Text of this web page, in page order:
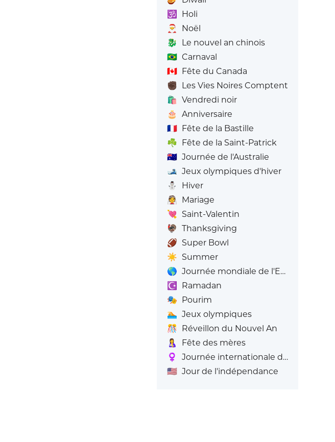
🕉️
Holi
🎅
Noël
🐉
Le nouvel an chinois
🇧🇷 Carnaval
🇨🇦 Fête du Canada
✊🏿 Les Vies Noires Comptent
🛍️ Vendredi noir
🎂
Anniversaire
🇫🇷 Fête de la Bastille
☘️ Fête de la Saint-Patrick
🇦🇺 Journée de l'Australie
🎿 Jeux olympiques d'hiver
⛄
Hiver
👰 Mariage
💘 Saint-Valentin
🦃 Thanksgiving
🏈 Super Bowl
☀️ Summer
🌎 Journée mondiale de l'Emoji
☪️
Ramadan
🎭 Pourim
🏊 Jeux olympiques
🎊
Réveillon du Nouvel An
🤱
Fête des mères
♀️
Journée internationale de la femme
🇺🇸 Jour de l'indépendance